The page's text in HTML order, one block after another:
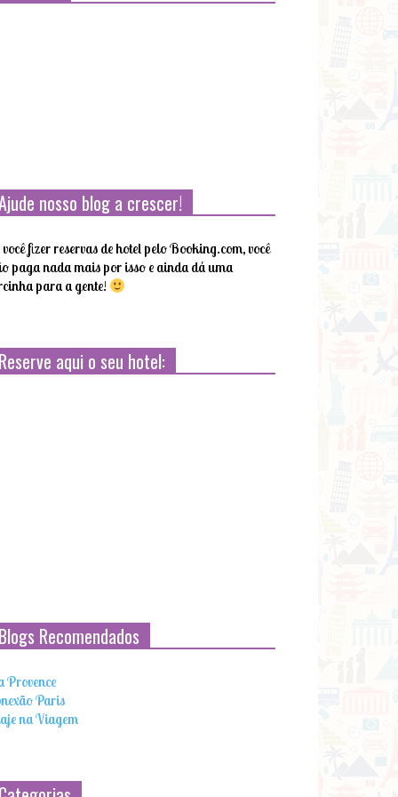
nosso blog a crescer!
você fizer reservas de hotel pelo Booking.com, você
paga nada mais por isso e ainda dá uma
para a gente!
Reserve aqui o seu hotel:
Blogs Recomendados
Provence
Paris
na Viagem